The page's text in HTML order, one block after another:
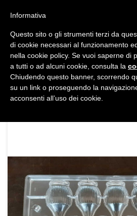

DAL 1977
MADE IN ITALY E UE
Informativa
Questo sito o gli strumenti terzi da
di cookie necessari al funzionamento
nella cookie policy. Se vuoi saperne di
a tutti o ad alcuni cookie, consulta la
Chiudendo questo banner, scorrendo
su un link o proseguendo la
acconsenti all’uso dei cookie.